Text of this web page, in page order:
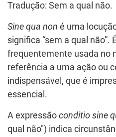
Tradução: Sem a qual não.
Sine qua non é uma
significa “sem a qual não”.
frequentemente usada no
referência a uma ação ou
indispensável, que é
essencial.
A expressão conditio sine
qual não") indica